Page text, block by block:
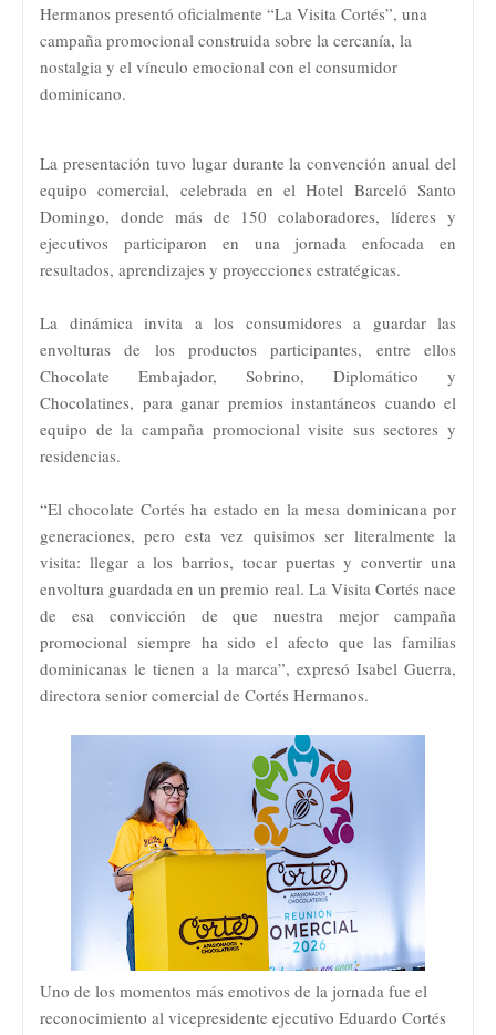
Hermanos presentó oficialmente “La Visita Cortés”, una
campaña promocional construida sobre la cercanía, la
nostalgia y el vínculo emocional con el consumidor
dominicano.
La presentación tuvo lugar durante la convención anual del
equipo comercial, celebrada en el Hotel Barceló Santo
Domingo, donde más de 150 colaboradores, líderes y
ejecutivos participaron en una jornada enfocada en
resultados, aprendizajes y proyecciones estratégicas.
La dinámica invita a los consumidores a guardar las
envolturas de los productos participantes, entre ellos
Chocolate Embajador, Sobrino, Diplomático y
Chocolatines, para ganar premios instantáneos cuando el
equipo de la campaña promocional visite sus sectores y
residencias.
“El chocolate Cortés ha estado en la mesa dominicana por
generaciones, pero esta vez quisimos ser literalmente la
visita: llegar a los barrios, tocar puertas y convertir una
envoltura guardada en un premio real. La Visita Cortés nace
de esa convicción de que nuestra mejor campaña
promocional siempre ha sido el afecto que las familias
dominicanas le tienen a la marca”, expresó Isabel Guerra,
directora senior comercial de Cortés Hermanos.
Uno de los momentos más emotivos de la jornada fue el
reconocimiento al vicepresidente ejecutivo Eduardo Cortés